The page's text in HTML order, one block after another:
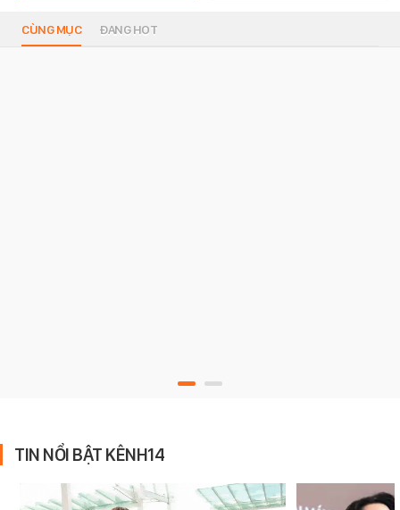
CÙNG MỤC ĐANG HOT
TIN NỔI BẬT KÊNH14